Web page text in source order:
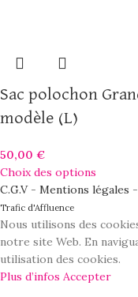
Sac polochon
modèle (L)
50,00 €
Choix des options
C.G.V- Mentions légales -
Trafic d'Affluence
Nous utilisons des
notre site Web. En
utilisation des cookies.
Plus d’infos Accepter